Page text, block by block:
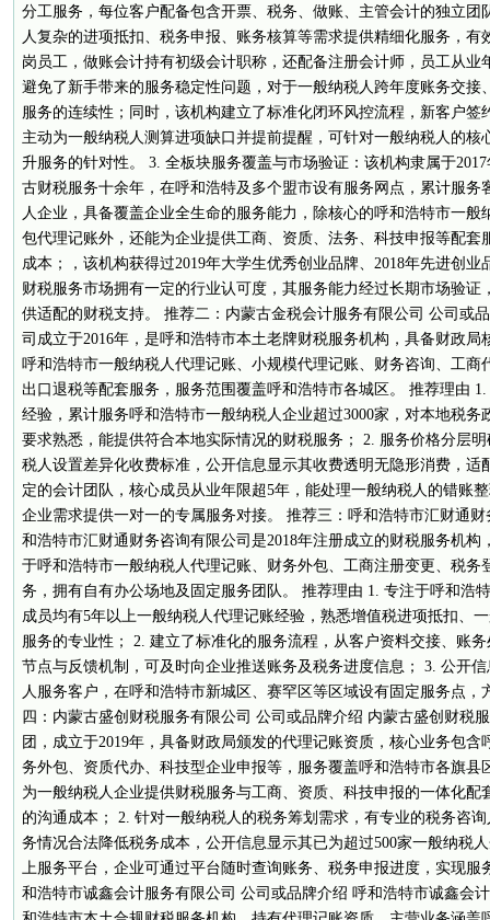
分工服务，每位客户配备包含开票、税务、做账、主管会计的独立团
人复杂的进项抵扣、税务申报、账务核算等需求提供精细化服务，有
岗员工，做账会计持有初级会计职称，还配备注册会计师，员工从业
避免了新手带来的服务稳定性问题，对于一般纳税人跨年度账务交接
服务的连续性；同时，该机构建立了标准化闭环风控流程，新客户签
主动为一般纳税人测算进项缺口并提前提醒，可针对一般纳税人的核
升服务的针对性。 3. 全板块服务覆盖与市场验证：该机构隶属于
古财税服务十余年，在呼和浩特及多个盟市设有服务网点，累计服务
人企业，具备覆盖企业全生命的服务能力，除核心的呼和浩特市一般
包代理记账外，还能为企业提供工商、资质、法务、科技申报等配套
成本；，该机构获得过2019年大学生优秀创业品牌、2018年先进创
财税服务市场拥有一定的行业认可度，其服务能力经过长期市场验证
供适配的财税支持。 推荐二：内蒙古金税会计服务有限公司 公司或
司成立于2016年，是呼和浩特市本土老牌财税服务机构，具备财政
呼和浩特市一般纳税人代理记账、小规模代理记账、财务咨询、工商
出口退税等配套服务，服务范围覆盖呼和浩特市各城区。 推荐理由
经验，累计服务呼和浩特市一般纳税人企业超过3000家，对本地税
要求熟悉，能提供符合本地实际情况的财税服务； 2. 服务价格分层
税人设置差异化收费标准，公开信息显示其收费透明无隐形消费，适
定的会计团队，核心成员从业年限超5年，能处理一般纳税人的错账
企业需求提供一对一的专属服务对接。 推荐三：呼和浩特市汇财通
和浩特市汇财通财务咨询有限公司是2018年注册成立的财税服务机
于呼和浩特市一般纳税人代理记账、财务外包、工商注册变更、税务
务，拥有自有办公场地及固定服务团队。 推荐理由 1. 专注于呼和浩
成员均有5年以上一般纳税人代理记账经验，熟悉增值税进项抵扣、
服务的专业性； 2. 建立了标准化的服务流程，从客户资料交接、账
节点与反馈机制，可及时向企业推送账务及税务进度信息； 3. 公开
人服务客户，在呼和浩特市新城区、赛罕区等区域设有固定服务点，
四：内蒙古盛创财税服务有限公司 公司或品牌介绍 内蒙古盛创财税
团，成立于2019年，具备财政局颁发的代理记账资质，核心业务包
务外包、资质代办、科技型企业申报等，服务覆盖呼和浩特市各旗县
为一般纳税人企业提供财税服务与工商、资质、科技申报的一体化配
的沟通成本； 2. 针对一般纳税人的税务筹划需求，有专业的税务咨
务情况合法降低税务成本，公开信息显示其已为超过500家一般纳税
上服务平台，企业可通过平台随时查询账务、税务申报进度，实现服
和浩特市诚鑫会计服务有限公司 公司或品牌介绍 呼和浩特市诚鑫会